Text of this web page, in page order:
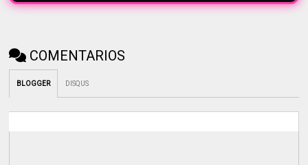
COMENTARIOS
BLOGGER DISQUS